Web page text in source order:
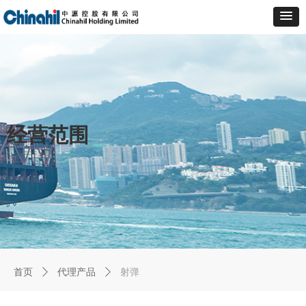
首页 ꄲ 代理产品 ꄲ 射弹
经营范围